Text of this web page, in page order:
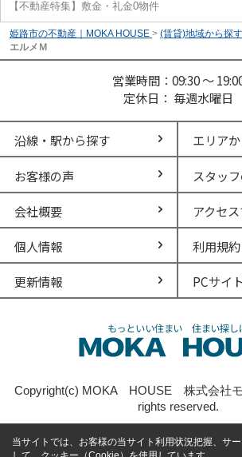
【不動産特集】敷金・礼金0物件
姫路市の不動産｜MOKA HOUSE > (賃貸)地域から探す
エルメＭ
営業時間：09:30 ～
定休日： 毎週水曜日
沿線・駅から探す エリア
お客様の声 スタッ
会社概要 アクセ
個人情報 利用規約
更新情報 PCサイト
Copyright(c) MOKA HOUSE 株式会社モ
rights reserved.
当サイトでは、お客様の当サイト利用状況把握、サ